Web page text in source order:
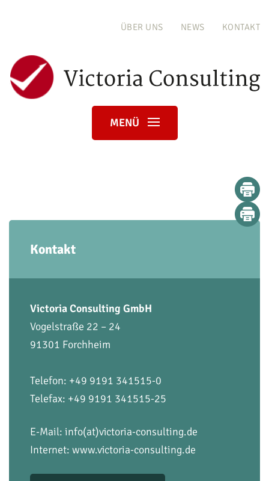
ÜBER UNS NEWS KONTAKT
MENÜ
Kontakt
Victoria Consulting GmbH
Vogelstraße 22 – 24
91301 Forchheim
Telefon: +49 9191 341515-0
Telefax: +49 9191 341515-25
E-Mail: info(at)victoria-consulting.de
Internet: www.victoria-consulting.de